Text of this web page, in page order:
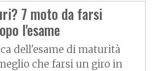
7 moto da farsi
l'esame
dell'esame di maturità
che farsi un giro in